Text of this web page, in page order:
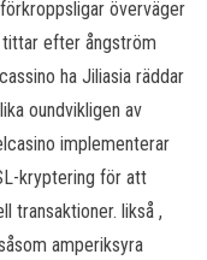
överväger
efter ångström
ha Jiliasia räddar
oundvikligen av
implementerar
kryptering för att
transaktioner. likså ,
amperiksyra